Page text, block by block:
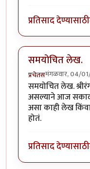
प्रतिसाद देण्यासाठी
समयोचित लेख.
प्रचेतसमंगळवार, 04/
समयोचित लेख.
असल्याने आज
असा काही लेख
होतं.
प्रतिसाद देण्यासाठी